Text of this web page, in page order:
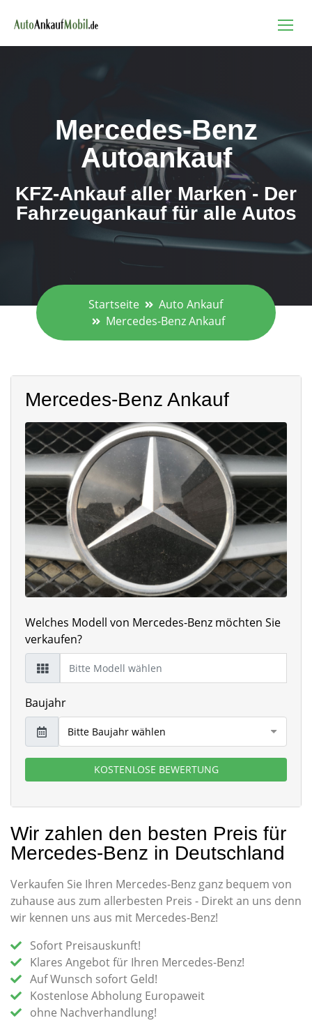
Mercedes-Benz
Autoankauf
KFZ-Ankauf aller Marken - Der
Fahrzeugankauf für alle Autos
Startseite
Auto Ankauf
Mercedes-Benz Ankauf
Mercedes-Benz Ankauf
Welches Modell von Mercedes-Benz möchten Sie
verkaufen?
Baujahr
KOSTENLOSE BEWERTUNG
Wir zahlen den besten Preis für
Mercedes-Benz in Deutschland
Verkaufen Sie Ihren Mercedes-Benz ganz bequem von
zuhause aus zum allerbesten Preis - Direkt an uns denn
wir kennen uns aus mit Mercedes-Benz!
Sofort Preisauskunft!
Klares Angebot für Ihren Mercedes-Benz!
Auf Wunsch sofort Geld!
Kostenlose Abholung Europaweit
ohne Nachverhandlung!